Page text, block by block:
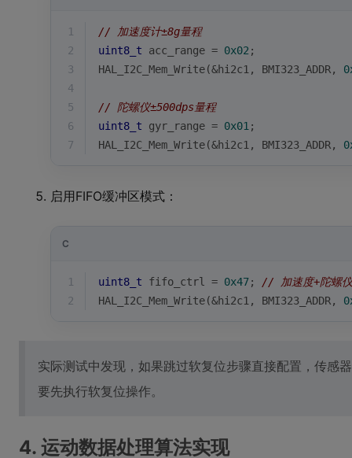
1
// 加速度计±8g量程
2
uint8_t acc_range = 0x02 ;
3
HAL_I2C_Mem_Write(&hi2c1, BMI323_ADDR,
4
5
// 陀螺仪±500dps量程
6
uint8_t gyr_range = 0x01 ;
7
HAL_I2C_Mem_Write(&hi2c1, BMI323_ADDR,
启用FIFO缓冲区模式：
C
1 uint8_t fifo_ctrl = 0x47; // 加速度+陀螺
2
HAL_I2C_Mem_Write(&hi2c1, BMI323_ADDR,
实际测试中发现，如果跳过软复位步骤直接配置，传感
要先执行软复位操作。
4. 运动数据处理算法实现